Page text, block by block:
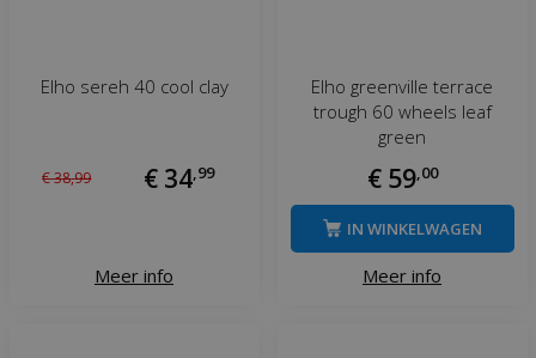
Elho sereh 40 cool clay
€38,99 € 34 99
Meer info
Elho greenville terrace
trough 60 wheels leaf
green
€ 59, 00
Meer info
IN WINKELWAGEN